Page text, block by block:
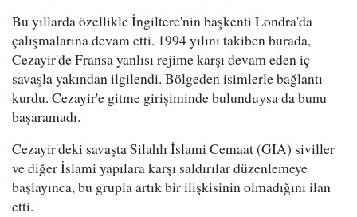
Bu yıllarda özellikle İngiltere'nin başkenti Londra'da
çalışmalarına devam etti. 1994 yılını takiben burada,
Cezayir'de Fransa yanlısı rejime karşı devam eden iç
savaşla yakından ilgilendi. Bölgeden isimlerle bağlantı
kurdu. Cezayir'e gitme girişiminde bulunduysa da bunu
başaramadı.
Cezayir'deki savaşta Silahlı İslami Cemaat (GIA) siviller
ve diğer İslami yapılara karşı saldırılar düzenlemeye
başlayınca, bu grupla artık bir ilişkisinin olmadığını ilan
etti.